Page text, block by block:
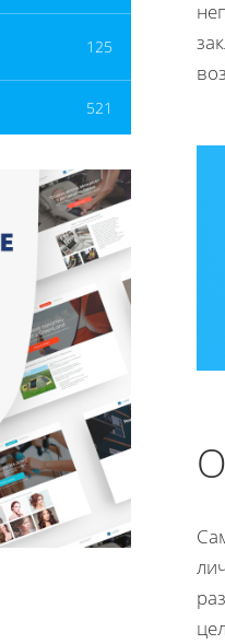
125
521